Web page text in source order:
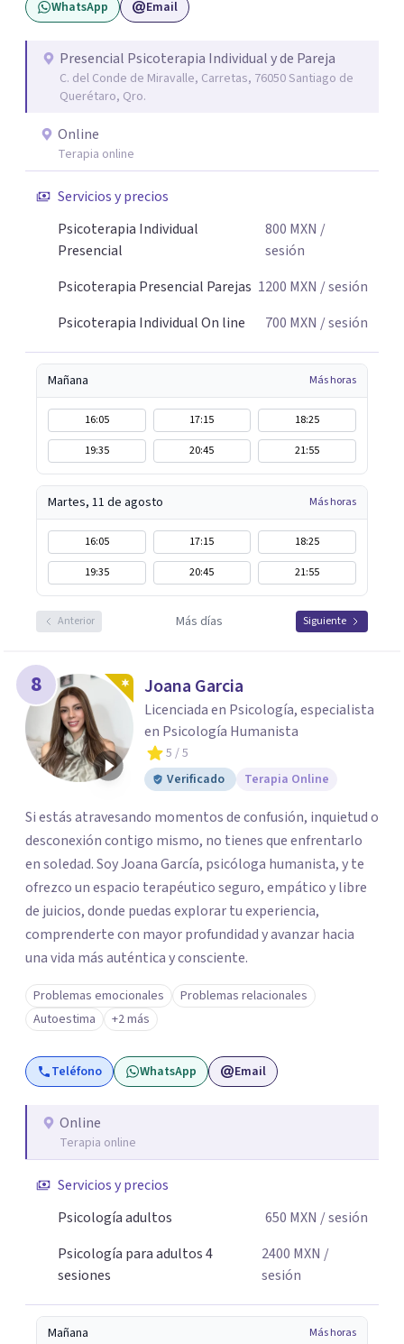
WhatsApp Email
Presencial Psicoterapia Individual y de Pareja
C. del Conde de Miravalle, Carretas, 76050 Santiago de
Querétaro, Qro.
Online
Terapia online
Servicios y precios
Psicoterapia Individual
Presencial
800 MXN /
sesión
Psicoterapia Presencial Parejas 1200 MXN / sesión
Psicoterapia Individual On line
700 MXN / sesión
Mañana Más horas
16:05 17:15
18:25
19:35
20:45 21:55
Martes, 11 de agosto Más horas
16:05 17:15
18:25
19:35
20:45 21:55
Anterior Más días Siguiente
8 Joana Garcia
Licenciada en Psicología, especialista
en Psicología Humanista
5 / 5
Verificado
Terapia Online
Si estás atravesando momentos de confusión, inquietud o
desconexión contigo mismo, no tienes que enfrentarlo
en soledad. Soy Joana García, psicóloga humanista, y te
ofrezco un espacio terapéutico seguro, empático y libre
de juicios, donde puedas explorar tu experiencia,
comprenderte con mayor profundidad y avanzar hacia
una vida más auténtica y consciente.
Problemas emocionales
Problemas relacionales
Autoestima
+2 más
Teléfono WhatsApp Email
Online
Terapia online
Servicios y precios
Psicología adultos
650 MXN / sesión
Psicología para adultos 4
sesiones
2400 MXN /
sesión
Mañana Más horas